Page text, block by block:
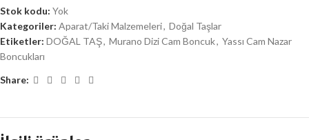
Stok kodu: Yok
Kategoriler: Aparat/Taki Malzemeleri, Doğal Taşlar
Etiketler: DOĞAL TAŞ, Murano Dizi Cam Boncuk, Yassı Cam Nazar
Boncukları
Share: